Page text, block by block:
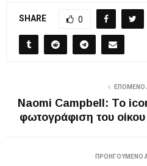
SHARE 0
ΕΠΌΜΕΝΟ
Naomi Campbell: Το
φωτογράφιση του
ΠΡΟΗΓΟΎΜΕΝΟ